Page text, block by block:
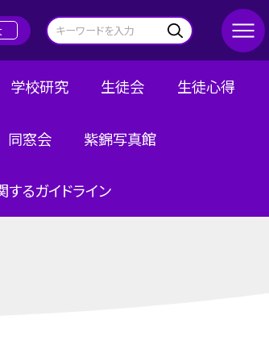
学校研究 生徒会 生徒心得
同窓会 紫錦写真館
るガイドライン